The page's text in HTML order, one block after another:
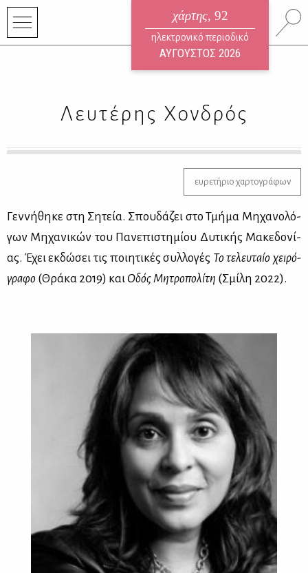
χάρτης, 92
ηλεκτρονικό περιοδικό
ΑΥΓΟΥΣΤΟΣ 2026
Λευτέρης Χονδρός
ευρετήριο χαρτογράφων
Γεν­νή­θη­κε στη Ση­τεία. Σπου­δά­ζει στο Τμή­μα Μη­χα­νο­λό­
γων Μη­χα­νι­κών του Πα­νε­πι­στη­μί­ου Δυ­τι­κής Μα­κε­δο­νί­
ας. Έχει εκ­δώ­σει τις ποι­η­τι­κές συλ­λο­γές Το τε­λευ­ταίο χει­ρό­
γρα­φο (Θρά­κα 2019) και Οδός Μη­τρο­πο­λί­τη (Σμί­λη 2022).